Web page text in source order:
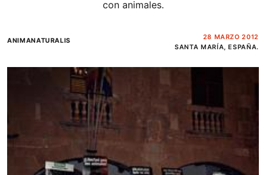
con animales.
ANIMANATURALIS
28 MARZO 2012
SANTA MARÍA, ESPAÑA.